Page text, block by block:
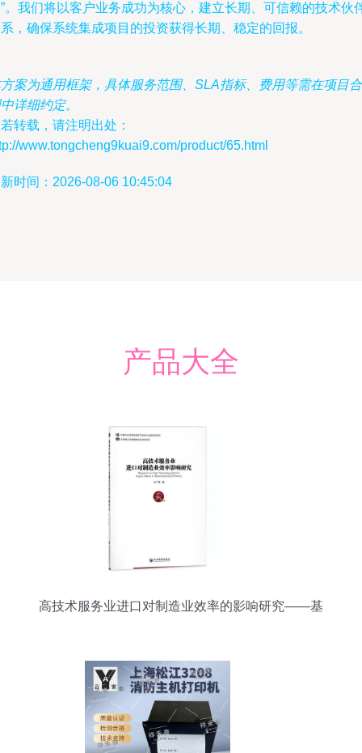
。我们将以客户业务成功为核心，建立长期、可信赖的技术伙
，确保系统集成项目的投资获得长期、稳定的回报。
案为通用框架，具体服务范围、SLA指标、费用等需在项目合
详细约定。
转载，请注明出处：
www.tongcheng9kuai9.com/product/65.html
时间：2026-08-06 10:45:04
产品大全
高技术服务业进口对制造业效率的影响研究——基